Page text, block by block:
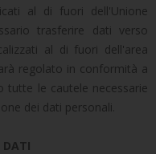
al di fuori dell'Unione
trasferire dati verso
al di fuori dell'area
regolato in conformità a
tutte le cautele necessarie
dei dati personali.
DATI